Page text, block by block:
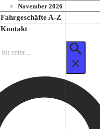
November 2026
Fahrgeschäfte A-Z
Kontakt